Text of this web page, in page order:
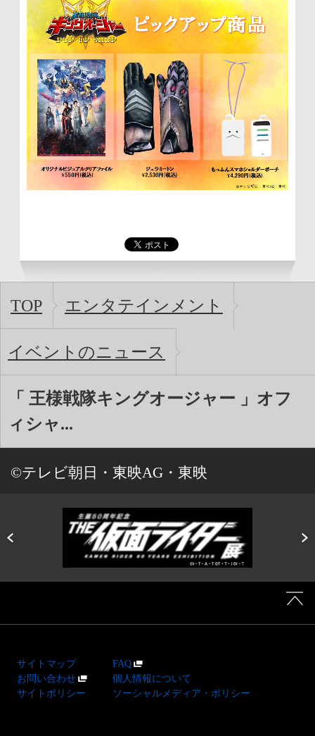
TOP エンタテインメント
イベントのニュース
「 王様戦隊キングオージャー 」オフ
ィシャ...
©テレビ朝日・東映AG・東映
サイトマップ
FAQ
お問い合わせ
個人情報について
サイトポリシー
ソーシャルメディア・ポリシー